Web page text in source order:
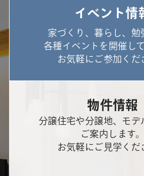
イベント情
家づくり、暮らし、勉
各種イベントを開催して
お気軽にご参加くだ
物件情報
分譲住宅や分譲地、モデ
ご案内します。
お気軽にご見学くだ